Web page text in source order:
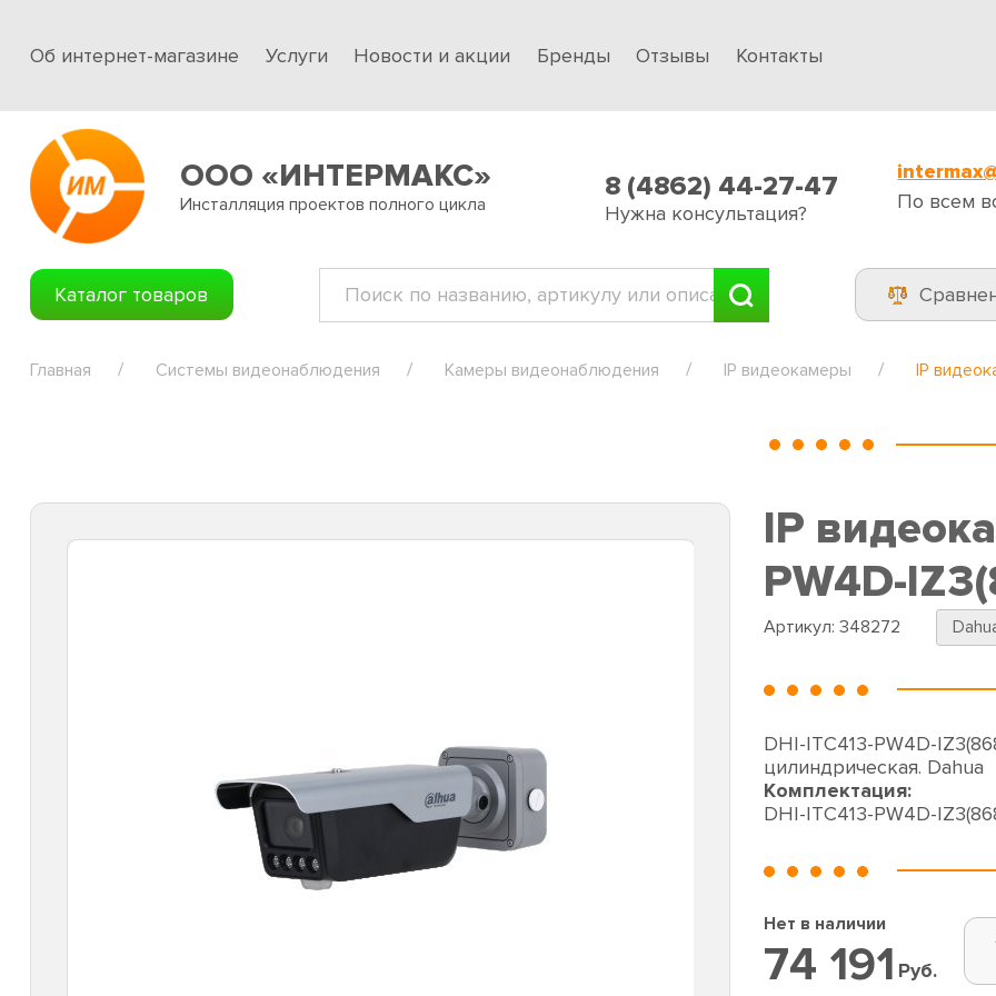
Об интернет-магазине Услуги Новости и акции Бренды Отзывы Контакты
ООО «ИНТЕРМАКС»
Инсталляция проектов полного цикла
8 (4862) 44-27-47
Нужна консультация?
По всем
Каталог товаров
Главная Системы видеонаблюдения Камеры видеонаблюдения IP видеокамеры IP
IP
PW4D-
Артикул: 348272
DHI-ITC413-PW4D-
цилиндрическая. Dahua
Комплектация:
DHI-ITC413-PW4D-
Нет в наличии
74 191 Руб.